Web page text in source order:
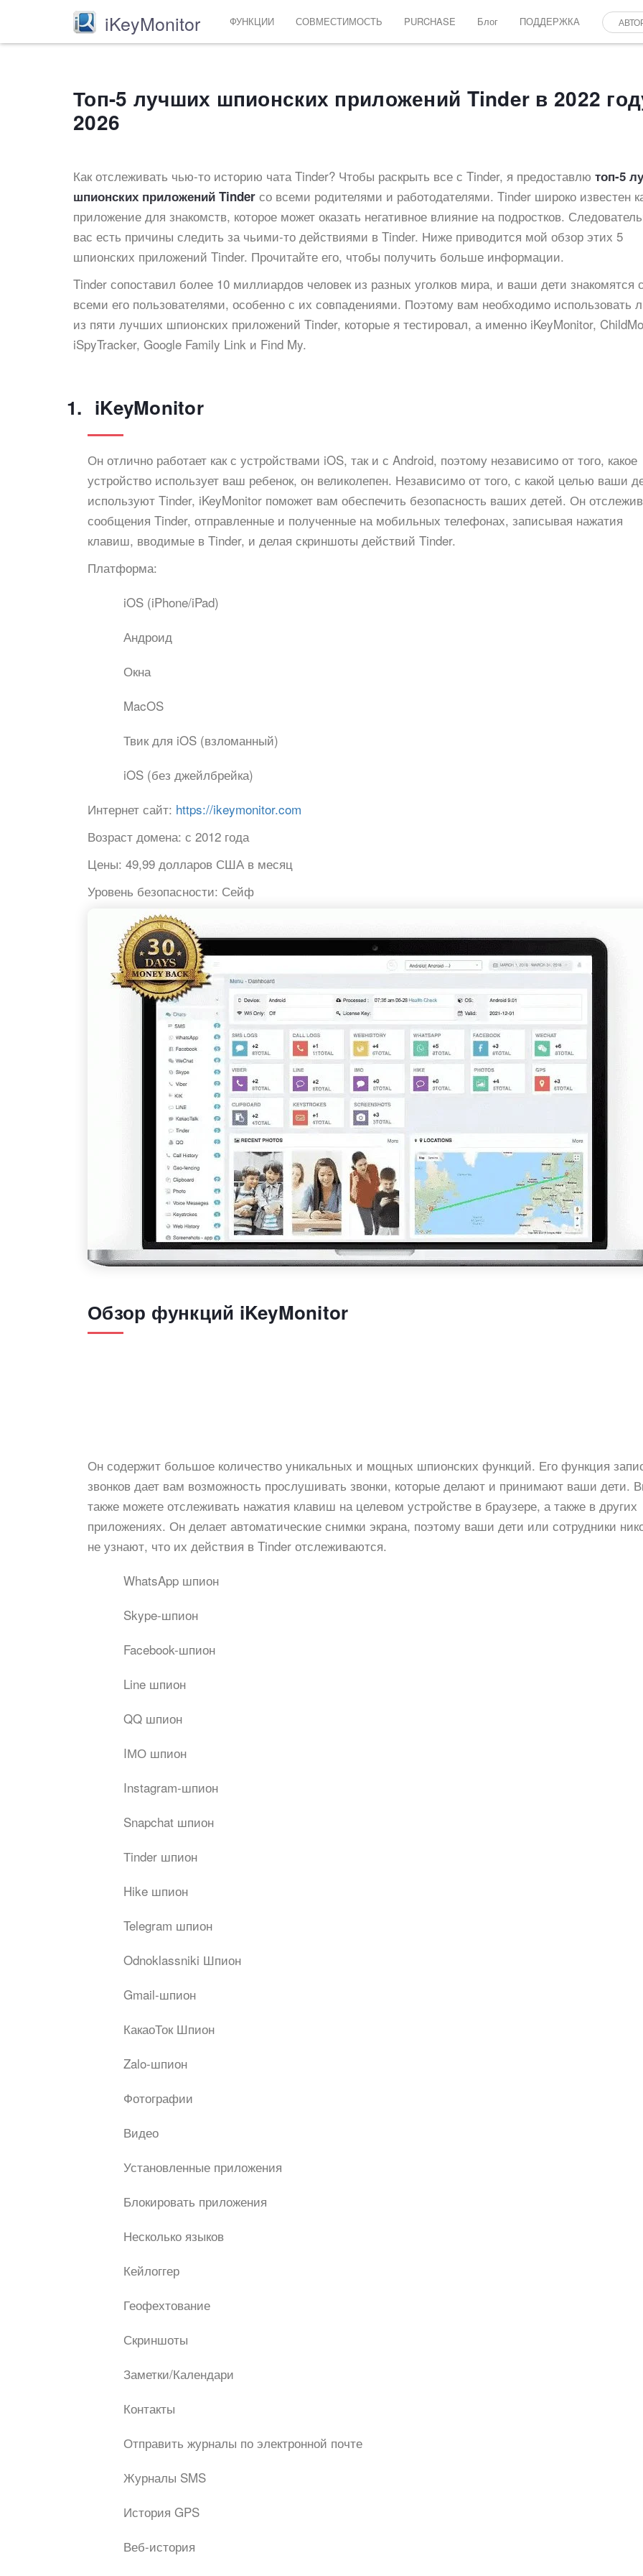
iKeyMonitor ФУНКЦИИ СОВМЕСТИМОСТЬ PURCHASE Блог ПОДДЕРЖКА
Топ-5 лучших шпионских приложений Tinder в 2022
2026
Как отслеживать чью-то историю чата Tinder? Чтобы раскрыть все с Tinder, я предоставлю топ-5
шпионских приложений Tinder со всеми родителями и работодателями. Tinder широко известен
приложение для знакомств, которое может оказать негативное влияние на подростков.
вас есть причины следить за чьими-то действиями в Tinder. Ниже приводится мой обзор этих 5
шпионских приложений Tinder. Прочитайте его, чтобы получить больше информации.
Tinder сопоставил более 10 миллиардов человек из разных уголков мира, и ваши дети знакомятся
всеми его пользователями, особенно с их совпадениями. Поэтому вам необходимо использовать
из пяти лучших шпионских приложений Tinder, которые я тестировал, а именно iKeyMonitor,
iSpyTracker, Google Family Link и Find My.
iKeyMonitor
Он отлично работает как с устройствами iOS, так и с Android, поэтому независимо от того, какое
устройство использует ваш ребенок, он великолепен. Независимо от того, с какой целью ваши
используют Tinder, iKeyMonitor поможет вам обеспечить безопасность ваших детей. Он
сообщения Tinder, отправленные и полученные на мобильных телефонах, записывая нажатия
клавиш, вводимые в Tinder, и делая скриншоты действий Tinder.
Платформа:
iOS (iPhone/iPad)
Андроид
Окна
MacOS
Твик для iOS (взломанный)
iOS (без джейлбрейка)
Интернет сайт: https://ikeymonitor.com
Возраст домена: с 2012 года
Цены: 49,99 долларов США в месяц
Уровень безопасности: Сейф
Обзор функций iKeyMonitor
Он содержит большое количество уникальных и мощных шпионских функций. Его функция
звонков дает вам возможность прослушивать звонки, которые делают и принимают ваши дети.
также можете отслеживать нажатия клавиш на целевом устройстве в браузере, а также в других
приложениях. Он делает автоматические снимки экрана, поэтому ваши дети или сотрудники
не узнают, что их действия в Tinder отслеживаются.
WhatsApp шпион
Skype-шпион
Facebook-шпион
Line шпион
QQ шпион
IМО шпион
Instagram-шпион
Snapchat шпион
Тinder шпион
Hike шпион
Telegram шпион
Odnoklassniki Шпион
Gmail-шпион
КакаоТок Шпион
Zalo-шпион
Фотографии
Видео
Установленные приложения
Блокировать приложения
Несколько языков
Кейлоггер
Геофехтование
Скриншоты
Заметки/Календари
Контакты
Отправить журналы по электронной почте
Журналы SMS
История GPS
Веб-история